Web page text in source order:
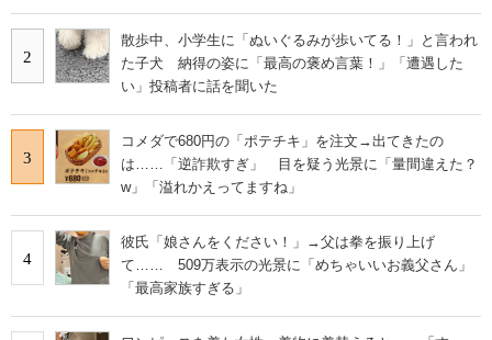
2
散歩中、小学生に「ぬいぐるみが歩いてる！」と言われ
た子犬 納得の姿に「最高の褒め言葉！」「遭遇した
い」投稿者に話を聞いた
3
コメダで680円の「ポテチキ」を注文→出てきたの
は……「逆詐欺すぎ」 目を疑う光景に「量間違えた？
w」「溢れかえってますね」
4
彼氏「娘さんをください！」→父は拳を振り上げ
て…… 509万表示の光景に「めちゃいいお義父さん」
「最高家族すぎる」